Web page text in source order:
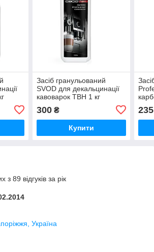
Засіб гранульований
SVOD для декальцинації
кавоварок ТВН 1 кг
300₴
Купити
235
з 89 відгуків за рік
Україна